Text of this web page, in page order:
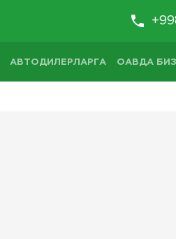
АВТОДИЛЕРЛАРГА ОАВДА